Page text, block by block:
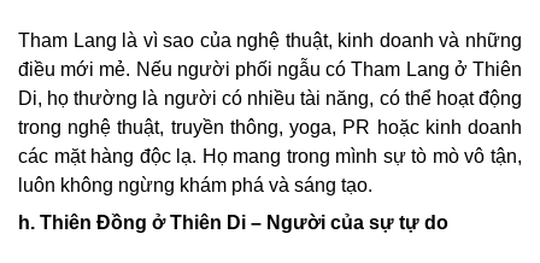
Tham Lang là vì sao của nghệ thuật, kinh doanh và những
điều mới mẻ. Nếu người phối ngẫu có Tham Lang ở Thiên
Di, họ thường là người có nhiều tài năng, có thể hoạt động
trong nghệ thuật, truyền thông, yoga, PR hoặc kinh doanh
các mặt hàng độc lạ. Họ mang trong mình sự tò mò vô tận,
luôn không ngừng khám phá và sáng tạo.
h. Thiên Đồng ở Thiên Di – Người của sự tự do